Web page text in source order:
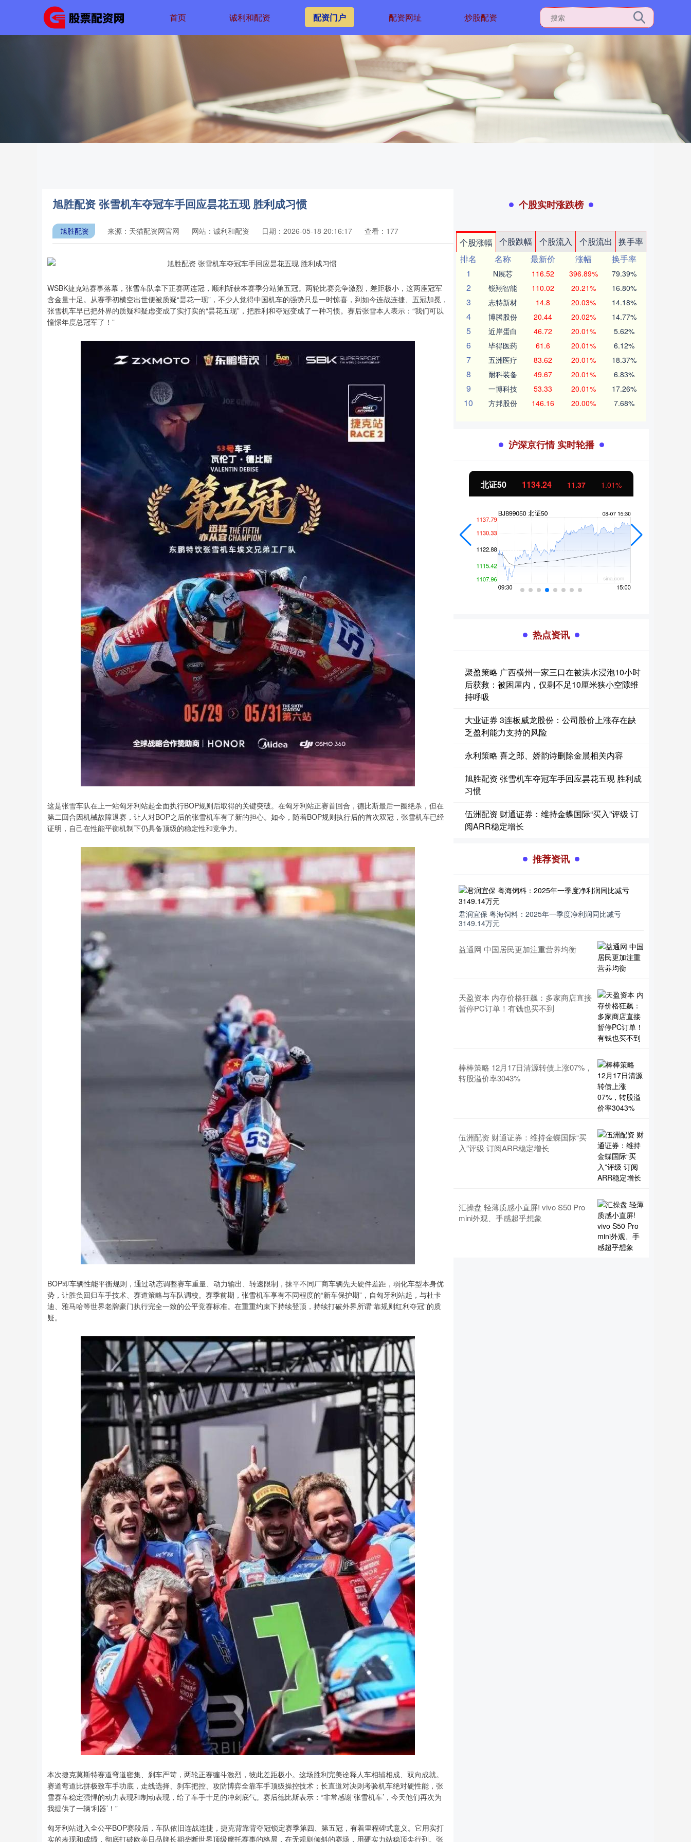
首页 诚利和配资 配资门户 配资网址 炒股配资
旭胜配资 张雪机车夺冠车手回应昙花五现 胜利成习惯
旭胜配资 来源：天猫配资网官网 网站：诚利和配资 日期：2026-05-18 20:16:17 查看：177
WSBK捷克站赛事落幕，张雪车队拿下正赛两连冠，顺利斩获本赛季分站第五冠。两轮比赛竞争激烈，差距极小，这两座冠军
含金量十足。从赛季初横空出世便被质疑“昙花一现”，不少人觉得中国机车的强势只是一时惊喜，到如今连战连捷、五冠加冕，
张雪机车早已把外界的质疑和疑虑变成了实打实的“昙花五现”，把胜利和夺冠变成了一种习惯。赛后张雪本人表示：“我们可以
憧憬年度总冠军了！”
这是张雪车队在上一站匈牙利站起全面执行BOP规则后取得的关键突破。在匈牙利站正赛首回合，德比斯最后一圈绝杀，但在
第二回合因机械故障退赛，让人对BOP之后的张雪机车有了新的担心。如今，随着BOP规则执行后的首次双冠，张雪机车已经
证明，自己在性能平衡机制下仍具备顶级的稳定性和竞争力。
BOP即车辆性能平衡规则，通过动态调整赛车重量、动力输出、转速限制，抹平不同厂商车辆先天硬件差距，弱化车型本身优
势，让胜负回归车手技术、赛道策略与车队调校。赛季前期，张雪机车享有不同程度的“新车保护期”，自匈牙利站起，与杜卡
迪、雅马哈等世界老牌豪门执行完全一致的公平竞赛标准。在重重约束下持续登顶，持续打破外界所谓“靠规则红利夺冠”的质
疑。
本次捷克莫斯特赛道弯道密集、刹车严苛，两轮正赛缠斗激烈，彼此差距极小。这场胜利完美诠释人车相辅相成、双向成就。
赛道弯道比拼极致车手功底，走线选择、刹车把控、攻防博弈全靠车手顶级操控技术；长直道对决则考验机车绝对硬性能，张
雪赛车稳定强悍的动力表现和制动表现，给了车手十足的冲刺底气。赛后德比斯表示：“非常感谢‘张雪机车’，今天他们再次为
我提供了一辆‘利器’！”
匈牙利站进入全公平BOP赛段后，车队依旧连战连捷，捷克背靠背夺冠锁定赛季第四、第五冠，有着里程碑式意义。它用实打
实的表现和成绩，彻底打破欧美日品牌长期垄断世界顶级摩托赛事的格局，在无规则倾斜的赛场，用硬实力站稳顶尖行列。张
个股实时涨跌榜
个股涨幅 个股跌幅 个股流入 个股流出
换手率
排名
名称 最新价 涨幅
换手率
1
N展芯 116.52 396.89% 79.39%
2 锐翔智能 110.02 20.21% 16.80%
3 志特新材 14.8 20.03% 14.18%
4 博腾股份 20.44 20.02% 14.77%
5 近岸蛋白 46.72 20.01% 5.62%
6 毕得医药 61.6 20.01% 6.12%
7 五洲医疗 83.62 20.01% 18.37%
8 耐科装备 49.67 20.01% 6.83%
9 一博科技 53.33 20.01% 17.26%
10 方邦股份 146.16 20.00% 7.68%
沪深京行情 实时轮播
深证成指 14311.01 200.89 1.42% 沪深300 4694.44 北证50 1134.24 11.37 1.01%
热点资讯
聚盈策略 广西横州一家三口在被洪水浸泡10小时
后获救：被困屋内，仅剩不足10厘米狭小空隙维
持呼吸
大业证券 3连板威龙股份：公司股价上涨存在缺
乏盈利能力支持的风险
永利策略 喜之郎、娇韵诗删除金晨相关内容
旭胜配资 张雪机车夺冠车手回应昙花五现 胜利成
习惯
伍洲配资 财通证券：维持金蝶国际“买入”评级 订
阅ARR稳定增长
推荐资讯
君润宜保 粤海饲料：2025年一季度净利润同比减亏
3149.14万元
益通网 中国居民更加注重营养均衡
天盈资本 内存价格狂飙：多家商店直接
暂停PC订单！有钱也买不到
棒棒策略 12月17日清源转债上涨07%，
转股溢价率3043%
伍洲配资 财通证券：维持金蝶国际“买
入”评级 订阅ARR稳定增长
汇操盘 轻薄质感小直屏! vivo S50 Pro
mini外观、手感超乎想象